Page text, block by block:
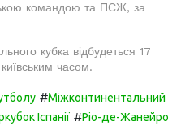
командою та ПСЖ, за
кубка відбудеться 17
часом.
#Міжконтинентальний
Іспанії #Ріо-де-Жанейро